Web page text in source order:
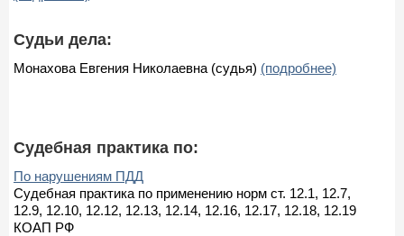
Судьи дела:
Монахова Евгения Николаевна (судья) (подробнее)
Судебная практика по:
По нарушениям ПДД
Судебная практика по применению норм ст. 12.1, 12.7,
12.9, 12.10, 12.12, 12.13, 12.14, 12.16, 12.17, 12.18, 12.19
КОАП РФ